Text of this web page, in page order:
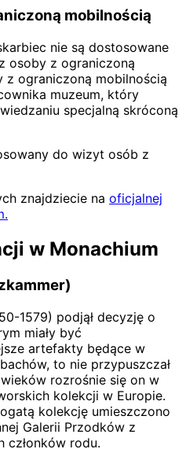
mobilnością
nie są dostosowane
osoby z ograniczoną
z ograniczoną mobilnością
muzeum, który
specjalną skróconą
do wizyt osób z
znajdziecie na oficjalnej
w Monachium
1579) podjął decyzję o
miały być
artefakty będące w
to nie przypuszczał
rozrośnie się on w
kolekcji w Europie.
kolekcję umieszczono
Galerii Przodków z
członków rodu.